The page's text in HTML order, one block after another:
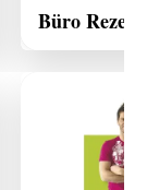
Büro